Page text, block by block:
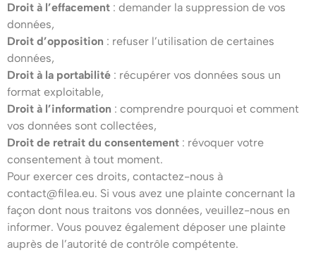
Droit à l’effacement : demander la suppression de vos
données,
Droit d’opposition : refuser l’utilisation de certaines
données,
Droit à la portabilité : récupérer vos données sous un
format exploitable,
Droit à l’information : comprendre pourquoi et comment
vos données sont collectées,
Droit de retrait du consentement : révoquer votre
consentement à tout moment.
Pour exercer ces droits, contactez-nous à
contact@filea.eu. Si vous avez une plainte concernant la
façon dont nous traitons vos données, veuillez-nous en
informer. Vous pouvez également déposer une plainte
auprès de l’autorité de contrôle compétente.